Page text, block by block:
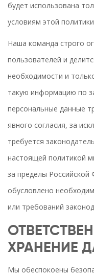
будет использована
условиям этой
Наша команда строго
пользователей и
необходимости и
такую информацию по
персональные данные
явного согласия, за
требуется
настоящей политикой
за пределы Российской
обусловлено
или требований
ХРАНЕНИЕ
Мы обеспокоены